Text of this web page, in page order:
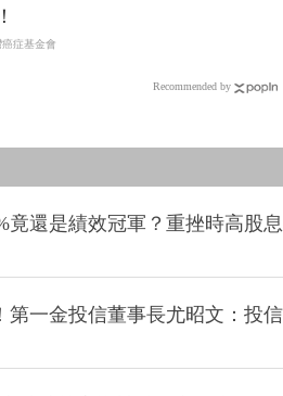
症基金會
Recommended by
竟還是績效冠軍？重挫時高股息
第一金投信董事長尤昭文：投信